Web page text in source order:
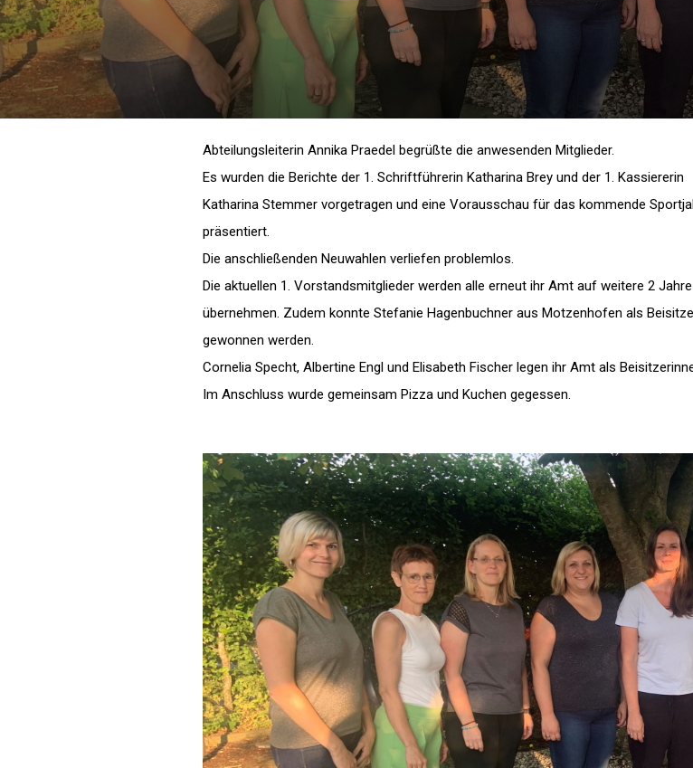
Abteilungsleiterin Annika Praedel begrüßte die anwesenden Mitglieder.
Es wurden die Berichte der 1. Schriftführerin Katharina Brey und der 1. Kassiererin
Katharina Stemmer vorgetragen und eine Vorausschau für das kommende
präsentiert.
Die anschließenden Neuwahlen verliefen problemlos.
Die aktuellen 1. Vorstandsmitglieder werden alle erneut ihr Amt auf weitere 2 Jahre
übernehmen. Zudem konnte Stefanie Hagenbuchner aus Motzenhofen als
gewonnen werden.
Cornelia Specht, Albertine Engl und Elisabeth Fischer legen ihr Amt als
Im Anschluss wurde gemeinsam Pizza und Kuchen gegessen.